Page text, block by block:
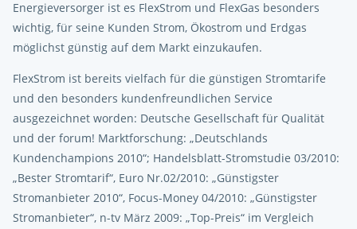
Energieversorger ist es FlexStrom und FlexGas besonders
wichtig, für seine Kunden Strom, Ökostrom und Erdgas
möglichst günstig auf dem Markt einzukaufen.
FlexStrom ist bereits vielfach für die günstigen Stromtarife
und den besonders kundenfreundlichen Service
ausgezeichnet worden: Deutsche Gesellschaft für Qualität
und der forum! Marktforschung: „Deutschlands
Kundenchampions 2010“; Handelsblatt-Stromstudie 03/2010:
„Bester Stromtarif“, Euro Nr.02/2010: „Günstigster
Stromanbieter 2010“, Focus-Money 04/2010: „Günstigster
Stromanbieter“, n-tv März 2009: „Top-Preis“ im Vergleich